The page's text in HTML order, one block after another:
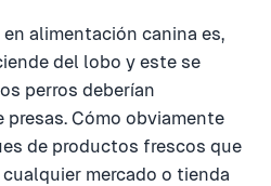
alimentación canina es,
del lobo y este se
perros deberían
Cómo obviamente
de productos frescos que
mercado o tienda